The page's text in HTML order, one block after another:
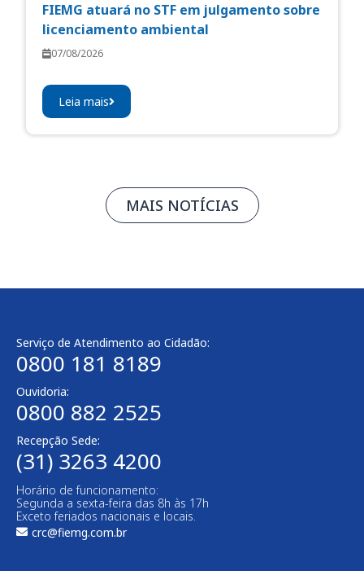
FIEMG atuará no STF em julgamento sobre
licenciamento ambiental
07/08/2026
Leia mais
MAIS NOTÍCIAS
Serviço de Atendimento ao Cidadão:
0800 181 8189
Ouvidoria:
0800 882 2525​
Recepção Sede:
(31) 3263 4200
Horário de funcionamento:
Segunda a sexta-feira das 8h às 17h
Exceto feriados nacionais e locais.
crc@fiemg.com.br